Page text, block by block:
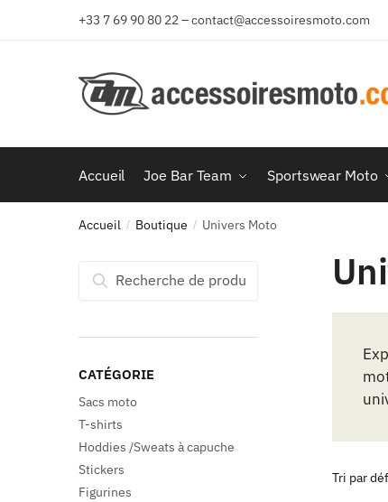
+33 7 69 90 80 22 – contact@accessoiresmoto.com
Accueil Joe Bar Team Sportswear Moto
Accueil / Boutique / Univers Moto
Recherche
pour :
Recherche
CATÉGORIE
Sacs moto
T-shirts
Hoddies /Sweats à capuche
Stickers
Figurines